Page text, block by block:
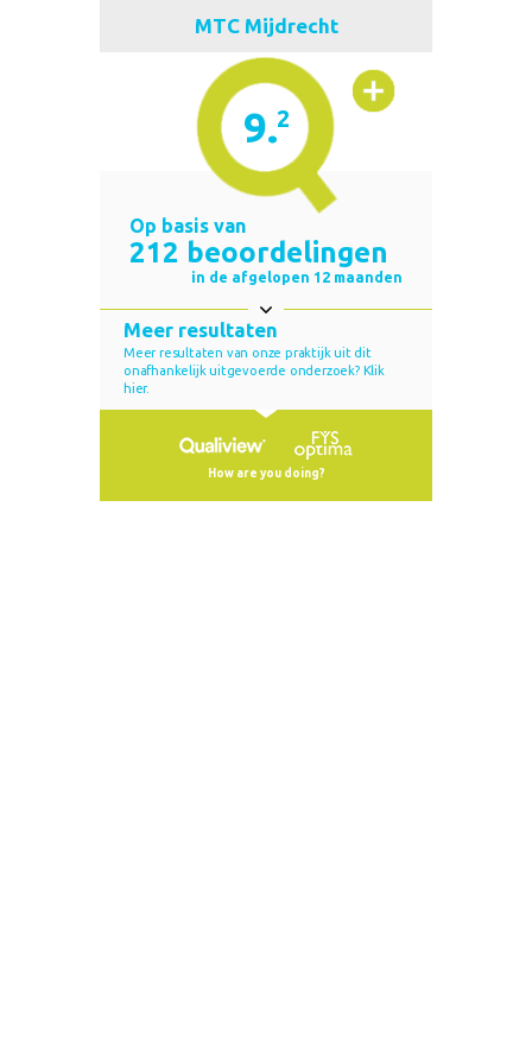
MTC Mijdrecht
9.2
Op basis van
212 beoordelingen
in de afgelopen 12 maanden
Meer resultaten
Meer resultaten van onze praktijk uit dit
onafhankelijk uitgevoerde onderzoek? Klik
hier.
How are you doing?